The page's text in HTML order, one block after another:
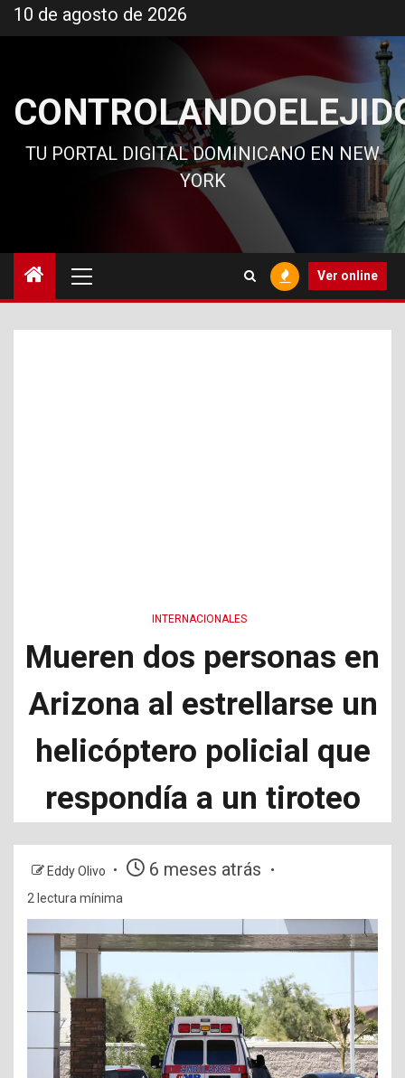
al
10 de agosto de 2026
TU PORTAL DIGITAL DOMINICANO EN NEW
YORK
principal
Ver online
INTERNACIONALES
Mueren dos personas en
Arizona al estrellarse un
helicóptero policial que
respondía a un tiroteo
Eddy Olivo 6 meses atrás
2 lectura mínima